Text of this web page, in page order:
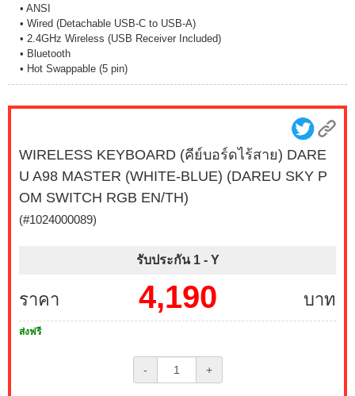
• ANSI
• Wired (Detachable USB-C to USB-A)
• 2.4GHz Wireless (USB Receiver Included)
• Bluetooth
• Hot Swappable (5 pin)
WIRELESS KEYBOARD (คีย์บอร์ดไร้สาย) DARE
U A98 MASTER (WHITE-BLUE) (DAREU SKY P
OM SWITCH RGB EN/TH)
(#1024000089)
รับประกัน 1 - Y
ราคา บาท
4,190
ส่งฟรี
- +